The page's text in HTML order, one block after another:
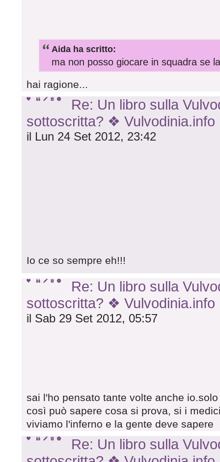
Aida ha scritto:
ma non posso giocare in squadra se
hai ragione...
Re: Un libro sulla
sottoscritta? ❖ Vulvodinia.info
il Lun 24 Set 2012, 23:42
Io ce so sempre eh!!!
Re: Un libro sulla
sottoscritta? ❖ Vulvodinia.info
il Sab 29 Set 2012, 05:57
sai l'ho pensato tante volte anche
così può sapere cosa si prova, si i
viviamo l'inferno e la gente deve sapere
Re: Un libro sulla